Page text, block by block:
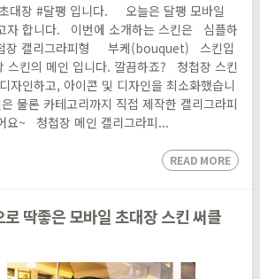
대장 #달팽 입니다. 오늘은 달팽 모바일
자 합니다. 이번에 소개하는 스킨은 심플하
장 캘리그라피형 부케(bouquet) 스킨입
의 메인 입니다. 깔끔하죠? 청첩장 스킨
자인하고, 아이콘 및 디자인을 최소화했습니
물론 카테고리까지 직접 제작한 캘리그라피
요~ 청첩장 메인 캘리그라피...
READ MORE
딱좋은 모바일 초대장 스킨 써클